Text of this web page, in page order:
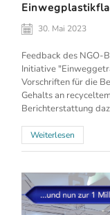
30. Mai 2023
Feedback des NGO-
Initiative
Vorschriften für die
Gehalts an
Berichterstattung
Weiterlesen